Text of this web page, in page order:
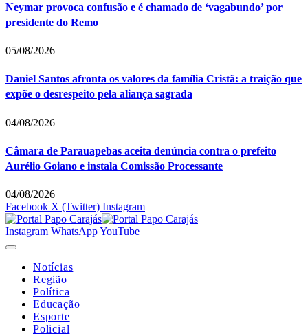
Neymar provoca confusão e é chamado de ‘vagabundo’ por
presidente do Remo
05/08/2026
Daniel Santos afronta os valores da família Cristã: a traição que
expõe o desrespeito pela aliança sagrada
04/08/2026
Câmara de Parauapebas aceita denúncia contra o prefeito
Aurélio Goiano e instala Comissão Processante
04/08/2026
Facebook X (Twitter) Instagram
Instagram WhatsAppYouTube
Notícias
Região
Política
Educação
Esporte
Policial